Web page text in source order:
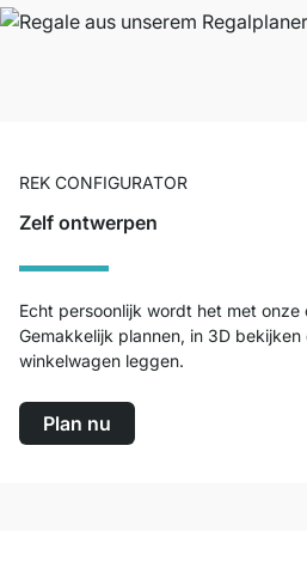
REK CONFIGURATOR
Zelf ontwerpen
Echt persoonlijk wordt het met onze
Gemakkelijk plannen, in 3D
winkelwagen leggen.
Plan nu